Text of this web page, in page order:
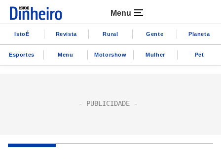
Menu
IstoÉ Revista Rural Gente Planeta
Esportes Menu Motorshow Mulher Pet